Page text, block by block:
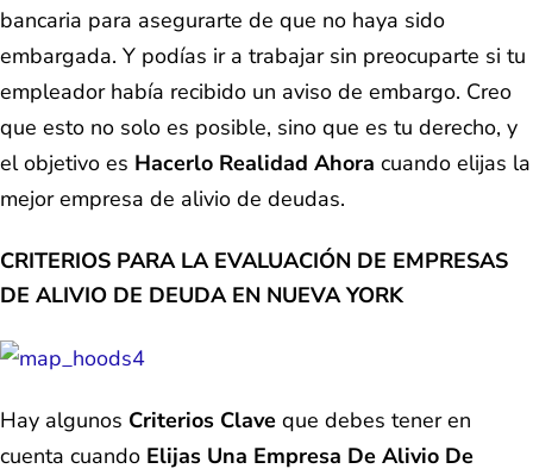
bancaria para asegurarte de que no haya sido
embargada. Y podías ir a trabajar sin preocuparte si tu
empleador había recibido un aviso de embargo. Creo
que esto no solo es posible, sino que es tu derecho, y
el objetivo es Hacerlo Realidad Ahora cuando elijas la
mejor empresa de alivio de deudas.
CRITERIOS PARA LA EVALUACIÓN DE EMPRESAS
DE ALIVIO DE DEUDA EN NUEVA YORK
Hay algunos Criterios Clave que debes tener en
cuenta cuando Elijas Una Empresa De Alivio De